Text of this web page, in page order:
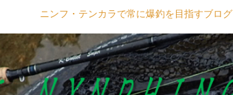
ニンフ・テンカラで常に爆釣を目指すブログ